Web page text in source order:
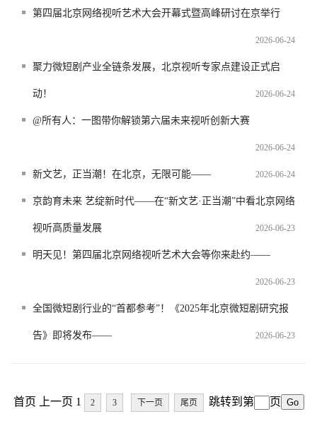
第四届北京网络视听艺术大会开幕式暨高峰研讨在京举行
2026-06-24
聚力微短剧产业全链条发展，北京视听专家点建设正式启
动！ 2026-06-24
@所有人：一图带你解锁第六届未来视听创新大赛
2026-06-24
新文艺，正当潮！在北京，无限可能—— 2026-06-24
京韵育未来 艺绽新时代——在“新文艺·正当潮”中看北京网络
视听高质量发展 2026-06-23
明天见！第四届北京网络视听艺术大会等你来赴约——
2026-06-23
全国微短剧行业的“首都参考”！《2025年北京微短剧研究报
告》即将发布—— 2026-06-23
首页 上一页 1 2 3 下一页 尾页 跳转到第 页